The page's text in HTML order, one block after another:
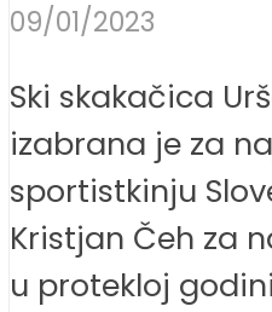
09/01/2023
Ski skakačica
izabrana je za
sportistkinju
Kristjan Čeh za
u protekloj